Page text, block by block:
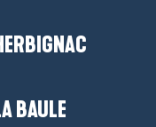
BAULE
sur la destination
de locations
dans...